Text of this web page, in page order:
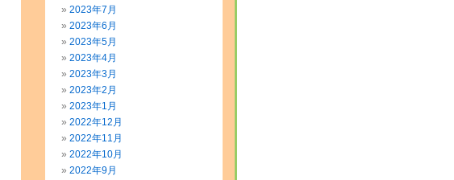
2023年7月
2023年6月
2023年5月
2023年4月
2023年3月
2023年2月
2023年1月
2022年12月
2022年11月
2022年10月
2022年9月